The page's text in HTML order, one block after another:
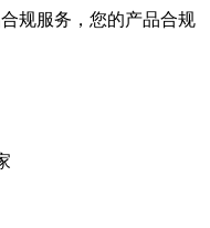
规服务，您的产品合规